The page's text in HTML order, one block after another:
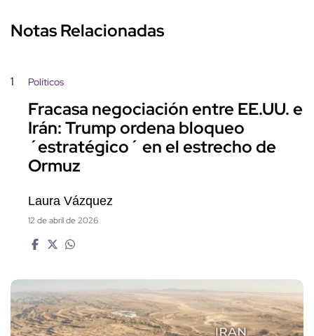
Notas Relacionadas
1 Políticos
Fracasa negociación entre EE.UU. e
Irán: Trump ordena bloqueo
´estratégico´ en el estrecho de
Ormuz
Laura Vázquez
12 de abril de 2026